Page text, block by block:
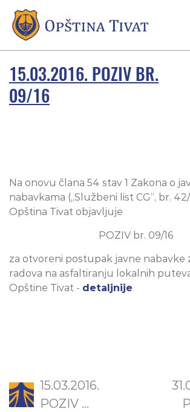
15.03.2016. POZIV BR.
09/16
Na onovu člana 54 stav 1 Zakona o
nabavkama („Službeni list CG“, br. 42/
Opština Tivat objavljuje
POZIV br. 09/16
za otvoreni postupak javne nabavke
radova na asfaltiranju lokalnih
Opštine Tivat - detaljnije
15.03.2016.
POZIV ...